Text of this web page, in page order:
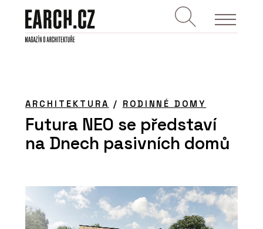
ARCHITEKTURA / RODINNÉ DOMY
Futura NEO se představí
na Dnech pasivních domů